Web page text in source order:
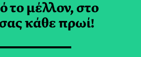
TAG
το μέλλον, στο
κάθε πρωί!